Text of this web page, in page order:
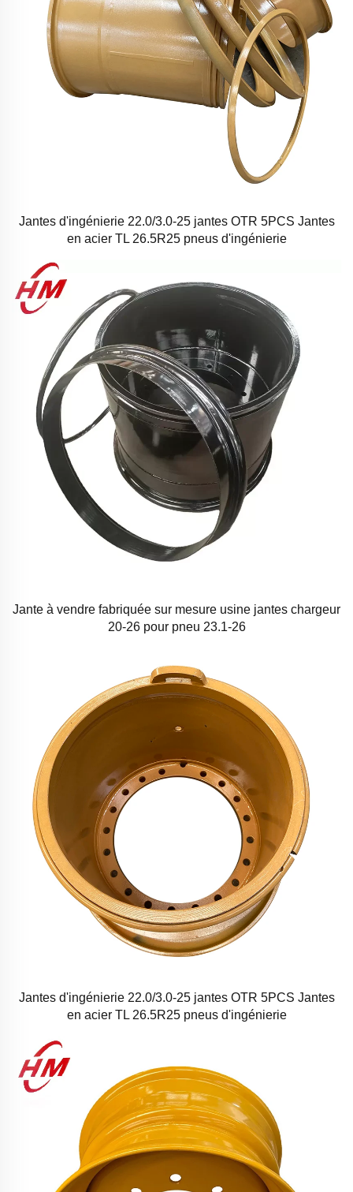
Jantes d'ingénierie 22.0/3.0-25 jantes OTR 5PCS Jantes
en acier TL 26.5R25 pneus d'ingénierie
Jante à vendre fabriquée sur mesure usine jantes chargeur
20-26 pour pneu 23.1-26
Jantes d'ingénierie 22.0/3.0-25 jantes OTR 5PCS Jantes
en acier TL 26.5R25 pneus d'ingénierie